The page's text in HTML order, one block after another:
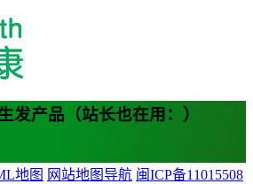
发产品（站长也在用：）
地图 网站地图导航 闽ICP备11015508